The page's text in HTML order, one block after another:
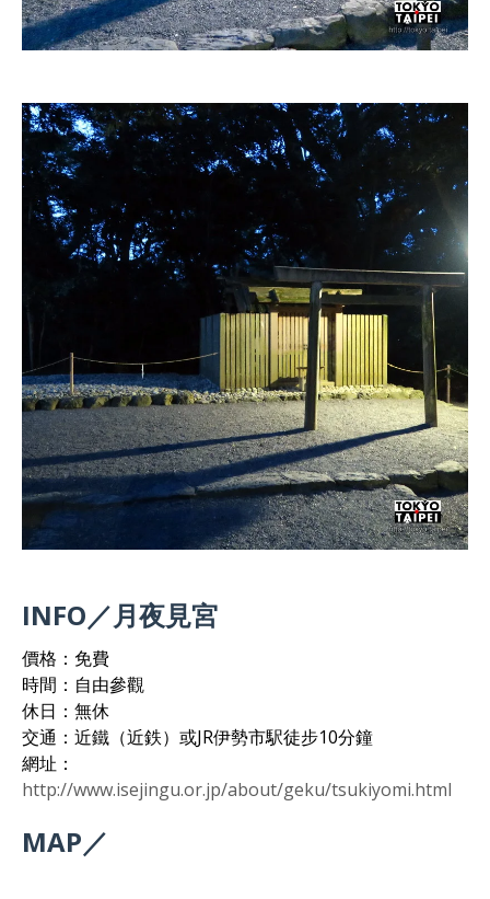
INFO／月夜見宮
價格：免費
時間：自由參觀
休日：無休
交通：近鐵（近鉄）或JR伊勢市駅徒步10分鐘
網址：
http://www.isejingu.or.jp/about/geku/tsukiyomi.html
MAP／